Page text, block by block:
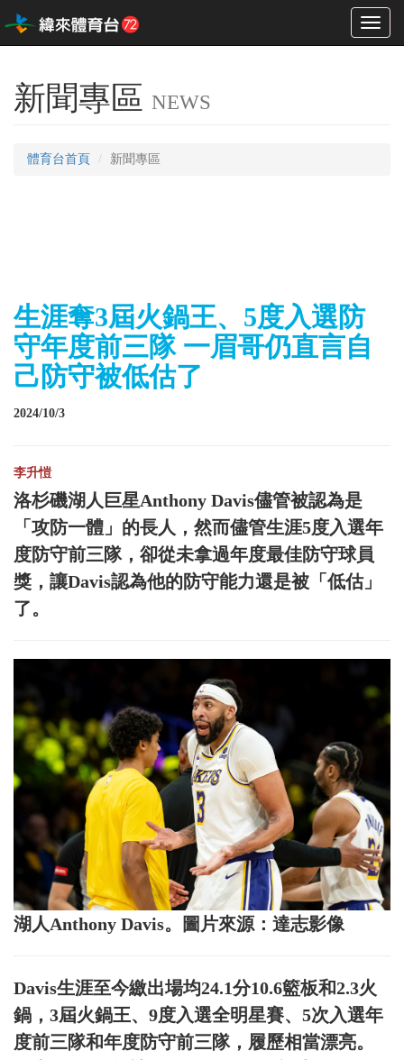
Toggle
新聞專區 NEWS
體育台首頁 新聞專區
生涯奪3屆火鍋王、5度入選防
守年度前三隊 一眉哥仍直言自
己防守被低估了
2024/10/3
李升愷
洛杉磯湖人巨星Anthony Davis儘管被認為是
「攻防一體」的長人，然而儘管生涯5度入選年
度防守前三隊，卻從未拿過年度最佳防守球員
獎，讓Davis認為他的防守能力還是被「低估」
了。
湖人Anthony Davis。圖片來源：達志影像
Davis生涯至今繳出場均24.1分10.6籃板和2.3火
鍋，3屆火鍋王、9度入選全明星賽、5次入選年
度前三隊和年度防守前三隊，履歷相當漂亮。